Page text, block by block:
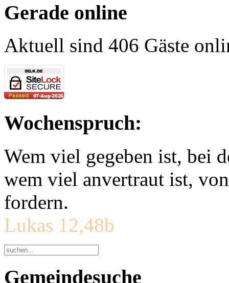
Gerade online
Aktuell sind 406 Gäste
Wochenspruch:
Wem viel gegeben ist, bei
wem viel anvertraut ist,
fordern.
Lukas 12,48b
Gemeindesuche